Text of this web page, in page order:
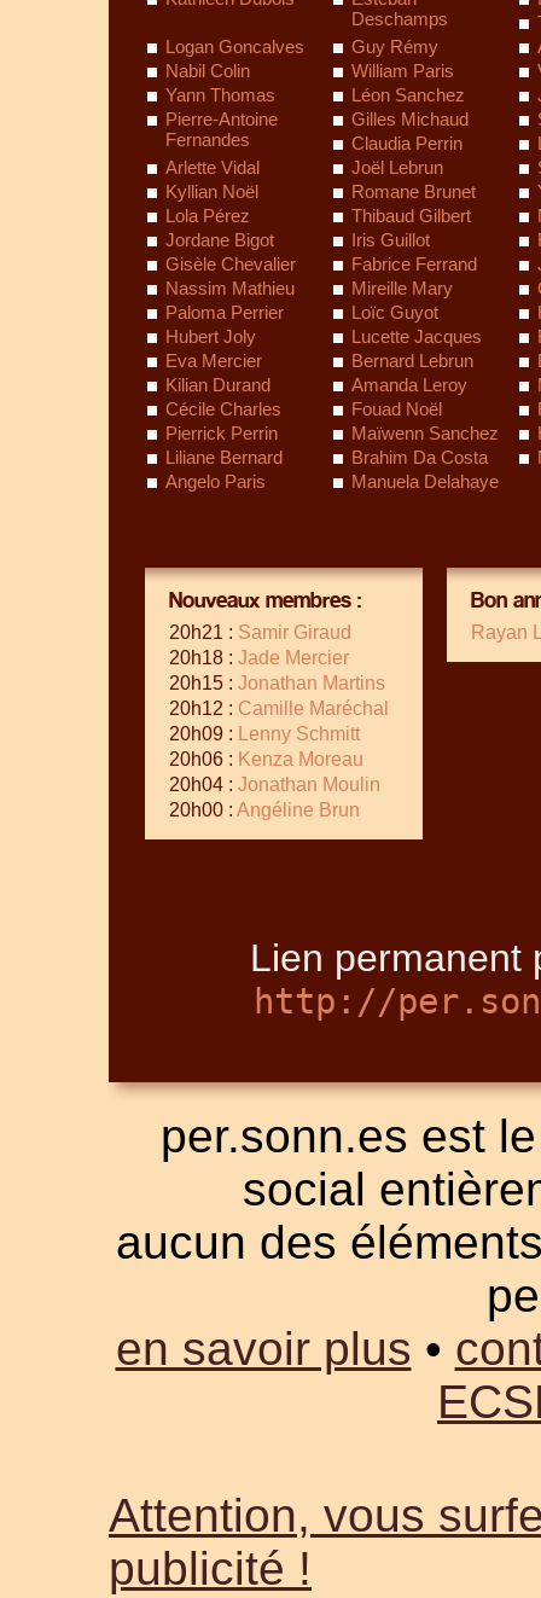
Deschamps
Logan Goncalves
Guy Rémy
Nabil Colin
William Paris
Yann Thomas
Léon Sanchez
Pierre-Antoine
Fernandes
Gilles Michaud
Claudia Perrin
Arlette Vidal
Joël Lebrun
Kyllian Noël
Romane Brunet
Lola Pérez
Thibaud Gilbert
Jordane Bigot
Iris Guillot
Gisèle Chevalier
Fabrice Ferrand
Nassim Mathieu
Mireille Mary
Paloma Perrier
Loïc Guyot
Hubert Joly
Lucette Jacques
Eva Mercier
Bernard Lebrun
Kilian Durand
Amanda Leroy
Cécile Charles
Fouad Noël
Pierrick Perrin
Maïwenn Sanchez
Liliane Bernard
Brahim Da Costa
Angelo Paris
Manuela Delahaye
Nouveaux membres :
20h21 : Samir Giraud
20h18 : Jade Mercier
20h15 : Jonathan Martins
20h12 : Camille Maréchal
20h09 :
Lenny Schmitt
20h06 : Kenza Moreau
20h04 : Jonathan Moulin
20h00 : Angéline Brun
Bon
Rayan
Lien permanent
http://
per.sonn.es est
social
aucun des
en savoir plus •
Attention, vous
publicité !